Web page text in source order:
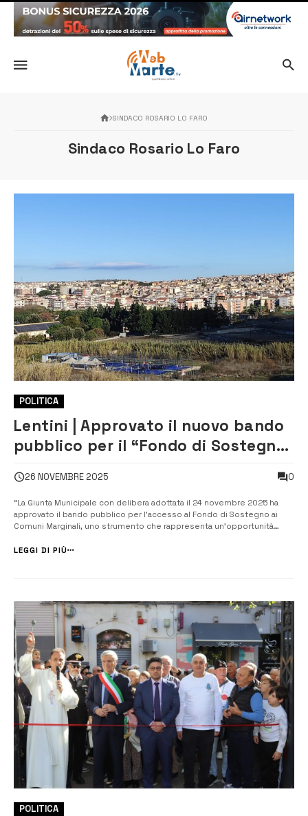
SINDACO ROSARIO LO FARO
Sindaco Rosario Lo Faro
POLITICA
Lentini | Approvato il nuovo bando
pubblico per il “Fondo di Sostegno
26 NOVEMBRE 2025 0
“La Giunta Municipale con delibera adottata il 24 novembre 2025 ha
approvato il bando pubblico per l’accesso al Fondo di Sostegno ai
Comuni Marginali, uno strumento che rappresenta un’opportunità
territorio”, a scriverlo in una nota è il sindaco di Lentini, l’avv. Rosario
LEGGI DI PIÙ
POLITICA